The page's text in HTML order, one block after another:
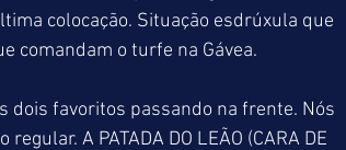
colocação. Situação esdrúxula que
comandam o turfe na Gávea.
dois favoritos passando na frente. Nós
A PATADA DO LEÃO (CARA DE